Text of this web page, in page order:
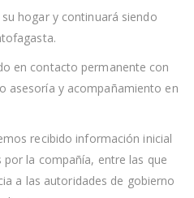
hogar y continuará siendo
en contacto permanente con
asesoría y acompañamiento en
recibido información inicial
la compañía, entre las que
a las autoridades de gobierno